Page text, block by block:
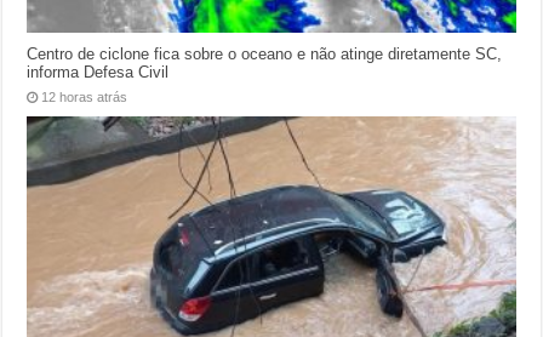
Centro de ciclone fica sobre o oceano e não atinge diretamente SC,
informa Defesa Civil
12 horas atrás